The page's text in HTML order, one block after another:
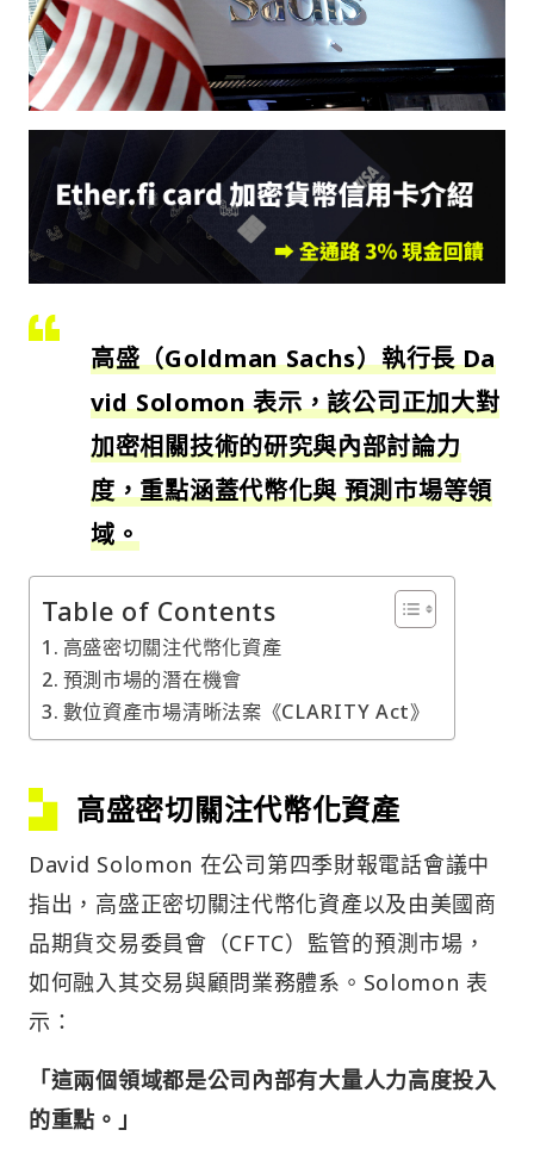
高盛（Goldman Sachs）執行長 Da
vid Solomon 表示，該公司正加大對
加密相關技術的研究與內部討論力
度，重點涵蓋代幣化與 預測市場等領
域。
Table of Contents
高盛密切關注代幣化資產
預測市場的潛在機會
數位資產市場清晰法案《CLARITY Act》
高盛密切關注代幣化資產
David Solomon 在公司第四季財報電話會議中
指出，高盛正密切關注代幣化資產以及由美國商
品期貨交易委員會（CFTC）監管的預測市場，
如何融入其交易與顧問業務體系。Solomon 表
示：
「這兩個領域都是公司內部有大量人力高度投入
的重點。」